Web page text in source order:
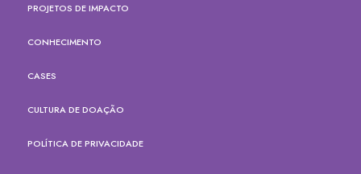
PROJETOS DE IMPACTO
CONHECIMENTO
CASES
CULTURA DE DOAÇÃO
POLÍTICA DE PRIVACIDADE